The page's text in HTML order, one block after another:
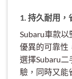
1. 持久耐用，
Subaru車款
優異的可靠性
選擇Subaru
驗，同時又能